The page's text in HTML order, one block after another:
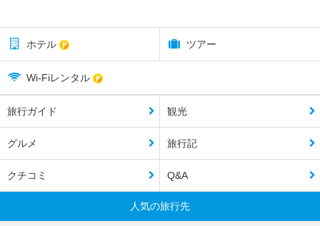
ホテル ツアー
Wi-Fiレンタル
旅行ガイド 観光
グルメ 旅行記
クチコミ Q&A
人気の旅行先